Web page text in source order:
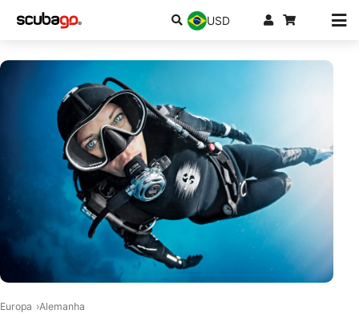
USD
Europa Alemanha